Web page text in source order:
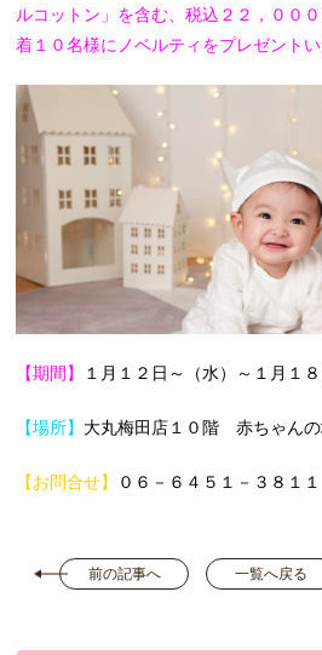
ルコットン」を含む、税込２２，００
着１０名様にノベルティをプレゼントい
【期間】 １月１２日～（水）～１月１８
【場所】 大丸梅田店１０階 赤ちゃん
【お問合せ】 ０６－６４５１－３８１１
前の記事へ 一覧へ戻る